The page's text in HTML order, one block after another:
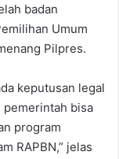
badan
Umum
Pilpres.
keputusan legal
bisa
program
RAPBN,” jelas